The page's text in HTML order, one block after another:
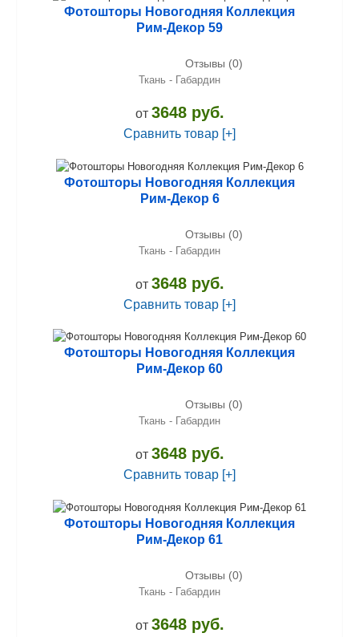
Фотошторы Новогодняя Коллекция
Рим-Декор 59
Отзывы (0)
Ткань - Габардин
от 3648 руб.
Сравнить товар [+]
Фотошторы Новогодняя Коллекция
Рим-Декор 6
Отзывы (0)
Ткань - Габардин
от 3648 руб.
Сравнить товар [+]
Фотошторы Новогодняя Коллекция
Рим-Декор 60
Отзывы (0)
Ткань - Габардин
от 3648 руб.
Сравнить товар [+]
Фотошторы Новогодняя Коллекция
Рим-Декор 61
Отзывы (0)
Ткань - Габардин
от 3648 руб.